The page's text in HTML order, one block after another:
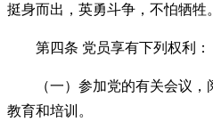
挺身而出，英勇斗争，不怕牺牲。
第四条 党员享有下列权利：
（一）参加党的有关会议
教育和培训。